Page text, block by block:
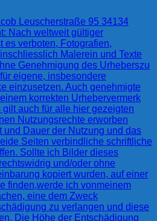
Leuscherstraße 95 34134
Nach weltweit gültiger
es verboten, Fotografien,
Malerein und Texte
Genehmigung des Urheberszu
eigene, insbesondere
einzusetzen. Auch genehmigte
korrekten Urhebervermerk
auch für alle hier gezeigten
Nutzungsrechte erworben
und Dauer der Nutzung und das
Seiten verbindliche schriftliche
Sollte ich Bilder dieses
und/oder ohne
kopiert wurden, auf einer
finden,werde ich vonmeinem
eine dem Zweck
zu verlangen und diese
Die Höhe der Entschädigung